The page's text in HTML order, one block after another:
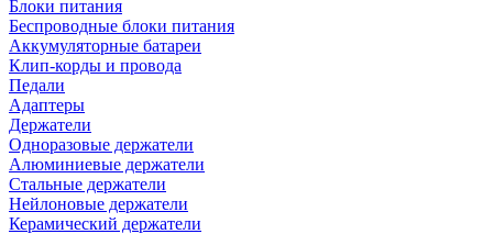
Блоки питания
Беспроводные блоки питания
Аккумуляторные батареи
Клип-корды и провода
Педали
Адаптеры
Держатели
Одноразовые держатели
Алюминиевые держатели
Стальные держатели
Нейлоновые держатели
Керамический держатели